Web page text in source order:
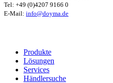
Tel: +49 (0)4207 9166 0
E-Mail: info@doyma.de
Produkte
Lösungen
Services
Händlersuche